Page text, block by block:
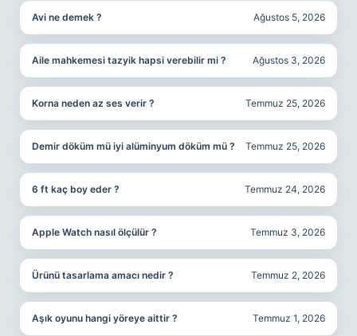
Avi ne demek ? Ağustos 5, 2026
Aile mahkemesi tazyik hapsi verebilir mi ? Ağustos 3, 2026
Korna neden az ses verir ? Temmuz 25, 2026
Demir döküm mü iyi alüminyum döküm mü ? Temmuz 25, 2026
6 ft kaç boy eder ? Temmuz 24, 2026
Apple Watch nasıl ölçülür ? Temmuz 3, 2026
Ürünü tasarlama amacı nedir ? Temmuz 2, 2026
Aşık oyunu hangi yöreye aittir ? Temmuz 1, 2026